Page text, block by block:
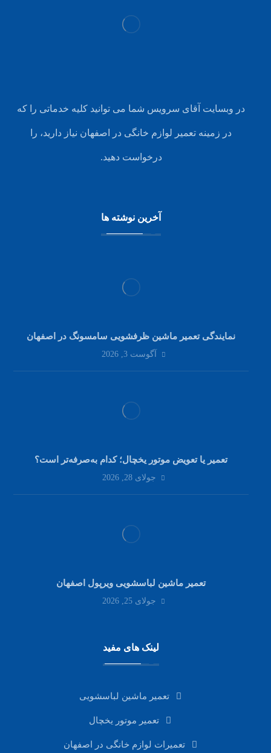
در وبسایت آقای سرویس شما می توانید کلیه خدماتی را که
در زمینه تعمیر لوازم خانگی در اصفهان نیاز دارید، را
درخواست دهید.
آخرین نوشته ها
نمایندگی تعمیر ماشین ظرفشویی سامسونگ در اصفهان
آگوست 3, 2026
تعمیر یا تعویض موتور یخچال؛ کدام به‌صرفه‌تر است؟
جولای 28, 2026
تعمیر ماشین لباسشویی ویرپول اصفهان
جولای 25, 2026
لینک های مفید
تعمیر ماشین لباسشویی
تعمیر موتور یخچال
تعمیرات لوازم خانگی در اصفهان